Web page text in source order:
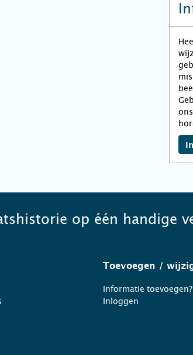
op één handige
Toevoegen /
Informatie toevoegen?
Inloggen